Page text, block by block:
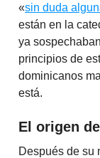
«sin duda
están en la
ya
principios de
dominicanos
está.
El origen
Después de su